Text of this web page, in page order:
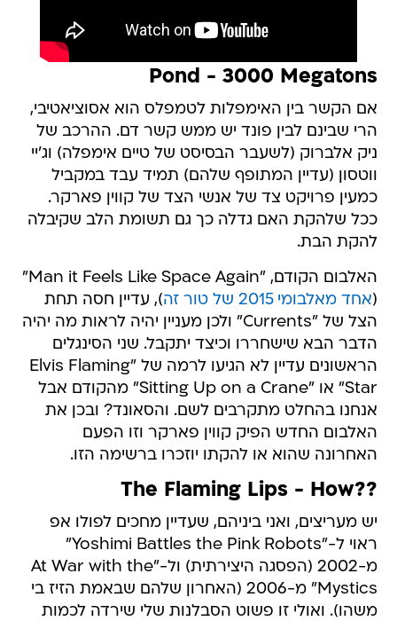
Pond - 3000 Megatons
אם הקשר בין האימפלות לטמפלס הוא אסוציאטיבי,
הרי שבינם לבין פונד יש ממש קשר דם. ההרכב של
ניק אלברוק (לשעבר הבסיסט של טיים אימפלה) וג'יי
ווטסון (עדיין המתופף שלהם) תמיד עבד במקביל
כמעין פרויקט צד של אנשי הצד של קווין פארקר.
ככל שלהקת האם גדלה כך גם תשומת הלב שקיבלה
להקת הבת.
האלבום הקודם, "Man it Feels Like Space Again"
(אחד מאלבומי 2015 של טור זה
), עדיין חסה תחת
הצל של "Currents" ולכן מעניין יהיה לראות מה יהיה
הדבר הבא שישחררו וכיצד יתקבל. שני הסינגלים
הראשונים עדיין לא הגיעו לרמה של "Elvis Flaming
Star" או "Sitting Up on a Crane" מהקודם אבל
אנחנו בהחלט מתקרבים לשם. והסאונד? ובכן את
האלבום החדש הפיק קווין פארקר וזו הפעם
האחרונה שהוא או להקתו יוזכרו ברשימה הזו.
??The Flaming Lips - How
יש מעריצים, ואני ביניהם, שעדיין מחכים לפולו אפ
ראוי ל-"Yoshimi Battles the Pink Robots"
מ-2002 (הפסגה היצירתית) ול-"At War with the
Mystics" מ-2006 (האחרון שלהם שבאמת הזיז בי
משהו). ואולי זו פשוט הסבלנות שלי שירדה לכמות